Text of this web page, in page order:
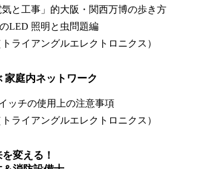
気と工事」的大阪・関西万博の歩き方
LED 照明と虫問題編
ライアングルエレクトロニクス）
家庭内ネットワーク
ッチの使用上の注意事項
ライアングルエレクトロニクス）
変える！